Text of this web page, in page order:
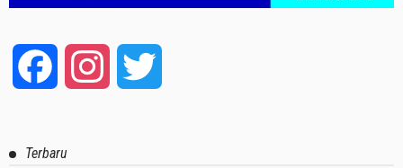
Facebook Instagram
Terbaru